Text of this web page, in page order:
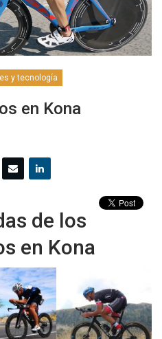
y tecnología
en Kona
de los
en Kona